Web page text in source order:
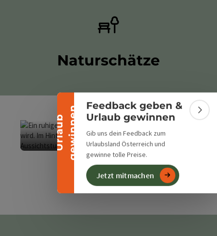
U
r
l
a
u
b
g
e
w
i
n
n
en
Banner einklappen
Feedback geben &
Urlaub gewinnen
Gib uns dein Feedback zum
Urlaubsland Österreich und
gewinne tolle Preise.
Jetzt mitmachen
Naturschätze
Dambergwarte